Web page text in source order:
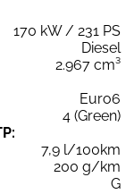
170 kW / 231 PS
Diesel
2.967 cm³
Euro6
4 (Green)
7,9 l/100km
200 g/km
G